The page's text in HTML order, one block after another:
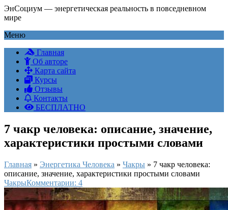
ЭнСоциум — энергетическая реальность в повседневном
мире
Меню
Главная
Об авторе
Карта сайта
Курсы
Отзывы
Контакты
БЕСПЛАТНО
7 чакр человека: описание, значение,
характеристики простыми словами
Главная » Энергетика Человека » Чакры » 7 чакр человека:
описание, значение, характеристики простыми словами
ЧакрыКомментарии: 4